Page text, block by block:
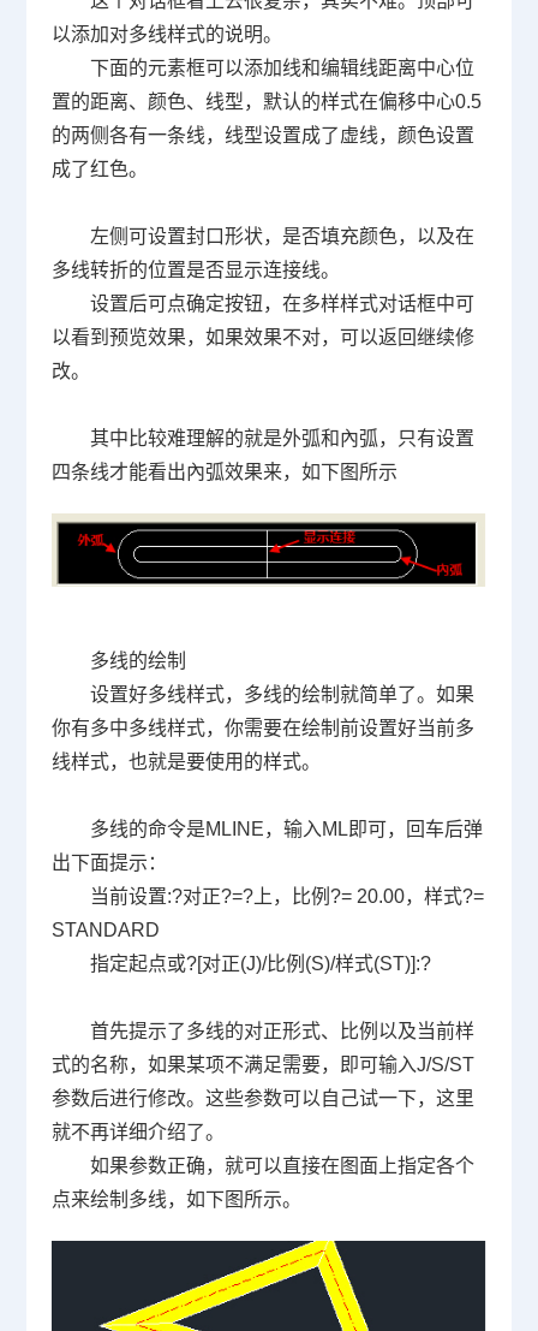
以添加对多线样式的说明。
下面的元素框可以添加线和编辑线距离中心位
置的距离、颜色、线型，默认的样式在偏移中心0.5
的两侧各有一条线，线型设置成了虚线，颜色设置
成了红色。
左侧可设置封口形状，是否填充颜色，以及在
多线转折的位置是否显示连接线。
设置后可点确定按钮，在多样样式对话框中可
以看到预览效果，如果效果不对，可以返回继续修
改。
其中比较难理解的就是外弧和內弧，只有设置
四条线才能看出內弧效果来，如下图所示
多线的绘制
设置好多线样式，多线的绘制就简单了。如果
你有多中多线样式，你需要在绘制前设置好当前多
线样式，也就是要使用的样式。
多线的命令是MLINE，输入ML即可，回车后弹
出下面提示：
当前设置:?对正?=?上，比例?= 20.00，样式?=
STANDARD
指定起点或?[对正(J)/比例(S)/样式(ST)]:?
首先提示了多线的对正形式、比例以及当前样
式的名称，如果某项不满足需要，即可输入J/S/ST
参数后进行修改。这些参数可以自己试一下，这里
就不再详细介绍了。
如果参数正确，就可以直接在图面上指定各个
点来绘制多线，如下图所示。